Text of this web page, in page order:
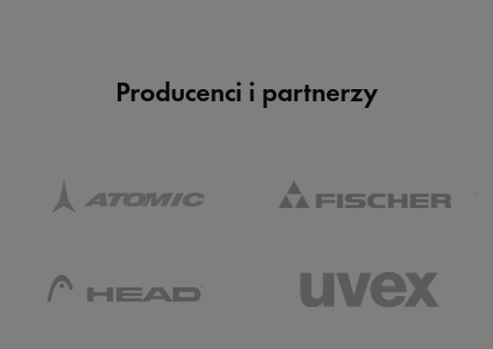
Producenci i partnerzy